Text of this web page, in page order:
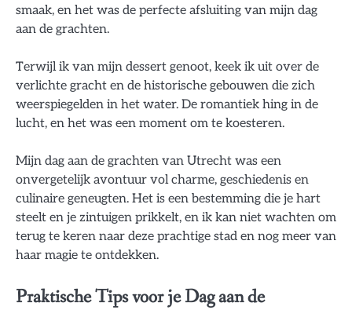
smaak, en het was de perfecte afsluiting van mijn dag
aan de grachten.
Terwijl ik van mijn dessert genoot, keek ik uit over de
verlichte gracht en de historische gebouwen die zich
weerspiegelden in het water. De romantiek hing in de
lucht, en het was een moment om te koesteren.
Mijn dag aan de grachten van Utrecht was een
onvergetelijk avontuur vol charme, geschiedenis en
culinaire geneugten. Het is een bestemming die je hart
steelt en je zintuigen prikkelt, en ik kan niet wachten om
terug te keren naar deze prachtige stad en nog meer van
haar magie te ontdekken.
Praktische Tips voor je Dag aan de